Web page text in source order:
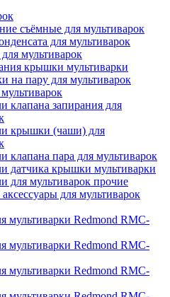
съёмные для мультиварок
для мультиварок
мультиварок
крышки мультиварки
на пару для мультиварок
клапана запирания для
крышки (чаши) для
клапана пара для мультиварок
датчика крышки мультиварки
для мультиварок прочие
для мультиварок
мультиварки Redmond RMC-
мультиварки Redmond RMC-
мультиварки Redmond RMC-